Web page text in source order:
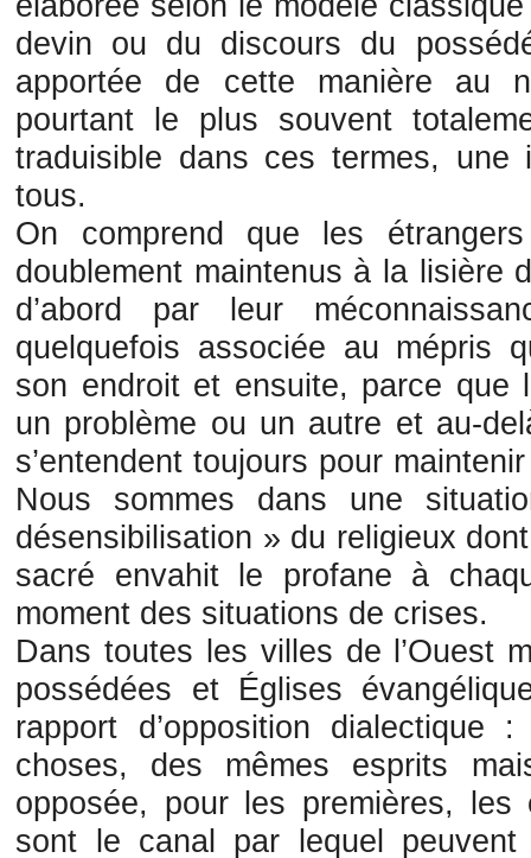
devin ou du discours du
apportée de cette manière au
pourtant le plus souvent
traduisible dans ces termes,
tous.
On comprend que les
doublement maintenus à la lisière
d’abord par leur
quelquefois associée au mépris
son endroit et ensuite, parce que
un problème ou un autre et au-
s’entendent toujours pour
Nous sommes dans une
désensibilisation » du religieux
sacré envahit le profane à
moment des situations de crises.
Dans toutes les villes de l’Ouest
possédées et Églises
rapport d’opposition dialectique
choses, des mêmes esprits
opposée, pour les premières,
sont le canal par lequel peuvent